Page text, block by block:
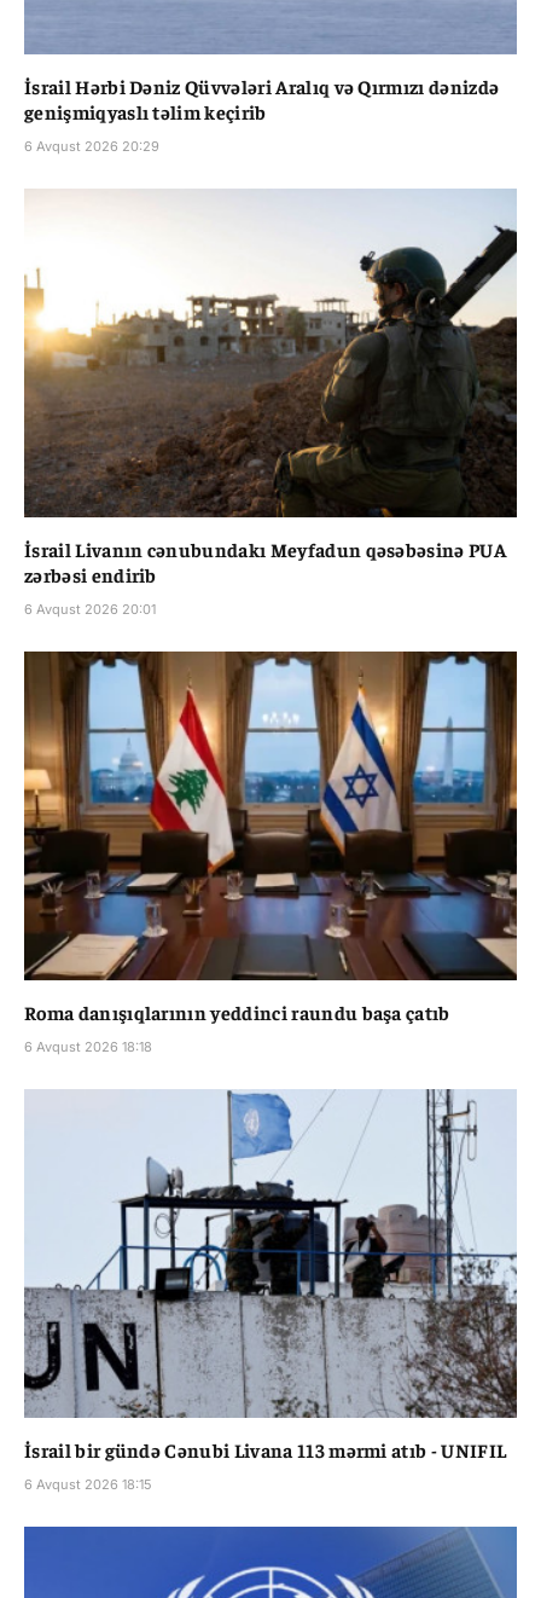
İsrail Hərbi Dəniz Qüvvələri Aralıq və Qırmızı dənizdə
genişmiqyaslı təlim keçirib
6 Avqust 2026 20:29
İsrail Livanın cənubundakı Meyfadun qəsəbəsinə PUA
zərbəsi endirib
6 Avqust 2026 20:01
Roma danışıqlarının yeddinci raundu başa çatıb
6 Avqust 2026 18:18
İsrail bir gündə Cənubi Livana 113 mərmi atıb - UNIFIL
6 Avqust 2026 18:15